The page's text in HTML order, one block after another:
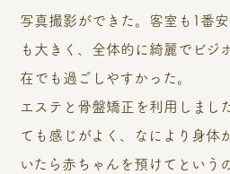
写真撮影ができた。客室も1番
も大きく、全体的に綺麗でビジ
在でも過ごしやすかった。
エステと骨盤矯正を利用しまし
ても感じがよく、なにより身体
いたら赤ちゃんを預けてという